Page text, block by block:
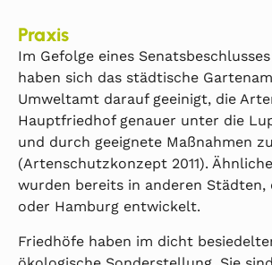
Praxis
Im Gefolge eines Senatsbeschlusses
haben sich das städtische
Umweltamt darauf geeinigt, die
Hauptfriedhof genauer unter die
und durch geeignete Maßnahmen
(Artenschutzkonzept 2011).
wurden bereits in anderen Städten,
oder Hamburg entwickelt.
Friedhöfe haben im dicht